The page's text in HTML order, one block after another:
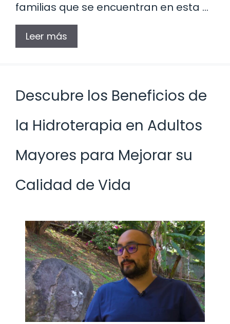
familias que se encuentran en esta …
Leer más
Descubre los Beneficios de
la Hidroterapia en Adultos
Mayores para Mejorar su
Calidad de Vida